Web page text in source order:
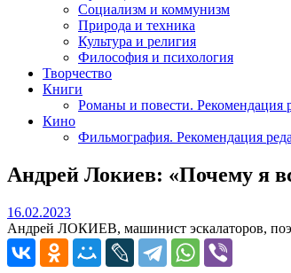
Социализм и коммунизм
Природа и техника
Культура и религия
Философия и психология
Творчество
Книги
Романы и повести. Рекомендация
Кино
Фильмография. Рекомендация
Андрей Локиев: «Почему я
16.02.202316.02.2023
Андрей ЛОКИЕВ, машинист эскалаторов,